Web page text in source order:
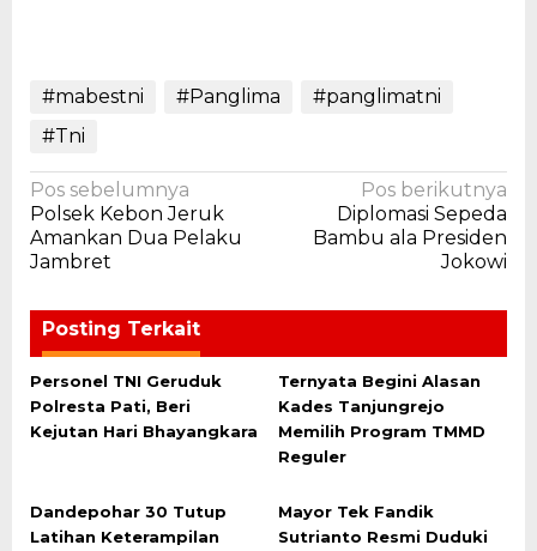
#mabestni #Panglima
#panglimatni
#Tni
Navigasi
pos
Pos sebelumnya
Polsek Kebon Jeruk
Amankan Dua Pelaku
Jambret
Pos berikutnya
Diplomasi Sepeda
Bambu ala Presiden
Jokowi
Posting Terkait
Personel TNI Geruduk
Polresta Pati, Beri
Kejutan Hari Bhayangkara
Ternyata Begini Alasan
Kades Tanjungrejo
Memilih Program TMMD
Reguler
Dandepohar 30 Tutup
Latihan Keterampilan
Mayor Tek Fandik
Sutrianto Resmi Duduki